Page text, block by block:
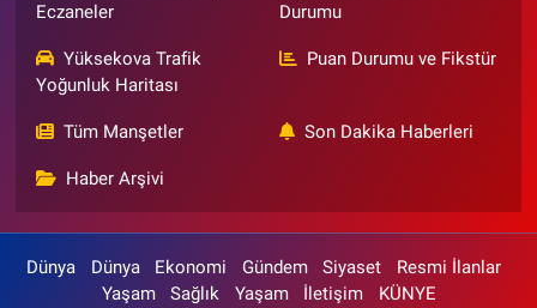
Eczaneler
Durumu
Yüksekova Trafik
Yoğunluk Haritası
Puan Durumu ve Fikstür
Tüm Manşetler Son Dakika Haberleri
Haber Arşivi
Dünya Dünya Ekonomi Gündem Siyaset
Resmi İlanlar
Yaşam
Sağlık Yaşam İletişim KÜNYE